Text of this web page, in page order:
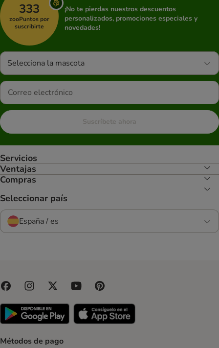
333
zooPuntos por
suscribirte
¡No te pierdas nuestros descuentos
personalizados, promociones especiales y
novedades!
Selecciona la mascota
Suscríbete ahora
Servicios
Ventajas
Compras
Seleccionar país
España / es
Métodos de pago